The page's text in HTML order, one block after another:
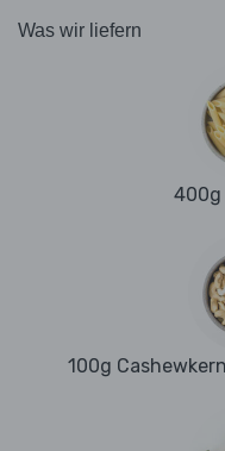
Was wir liefern
400g
100g